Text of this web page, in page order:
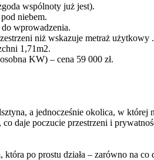
wspólnoty już jest).
niebem.
wprowadzenia.
niż wskazuje metraż użytkowy .
1,71m2.
KW) – cena 59 000 zł.
a jednocześnie okolica, w której
daje poczucie przestrzeni i
po prostu działa – zarówno na